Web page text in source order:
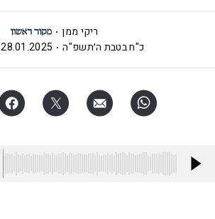
ריקי ממן
כ"ח בטבת ה׳תשפ"ה
28.01.2025 | 17:58